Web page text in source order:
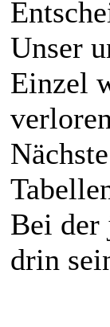
Unser
Einzel
Bei der
drin